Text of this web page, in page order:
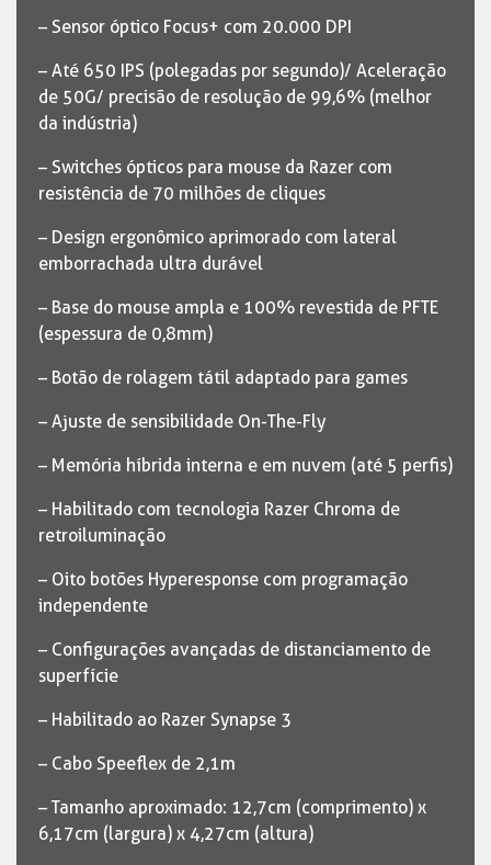
– Sensor óptico Focus+ com 20.000 DPI
– Até 650 IPS (polegadas por segundo)/ Aceleração
de 50G/ precisão de resolução de 99,6% (melhor
da indústria)
– Switches ópticos para mouse da Razer com
resistência de 70 milhões de cliques
– Design ergonômico aprimorado com lateral
emborrachada ultra durável
– Base do mouse ampla e 100% revestida de PFTE
(espessura de 0,8mm)
– Botão de rolagem tátil adaptado para games
– Ajuste de sensibilidade On-The-Fly
– Memória híbrida interna e em nuvem (até 5 perfis)
– Habilitado com tecnologia Razer Chroma de
retroiluminação
– Oito botões Hyperesponse com programação
independente
– Configurações avançadas de distanciamento de
superfície
– Habilitado ao Razer Synapse 3
– Cabo Speeflex de 2,1m
– Tamanho aproximado: 12,7cm (comprimento) x
6,17cm (largura) x 4,27cm (altura)